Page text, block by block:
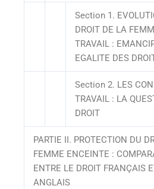
Section 1.
DROIT DE LA
TRAVAIL :
EGALITE DES
Section 2. LES
TRAVAIL : LA
DROIT
PARTIE II. PROTECTION DU
FEMME ENCEINTE :
ENTRE LE DROIT FRANÇAIS
ANGLAIS